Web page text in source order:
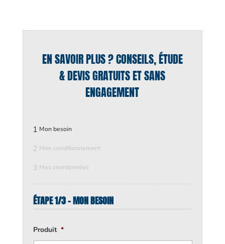
EN SAVOIR PLUS ? CONSEILS, ÉTUDE
& DEVIS GRATUITS ET SANS
ENGAGEMENT
1 Mon besoin
2 Mon conditionnement
3 Mes coordonnées
ÉTAPE 1/3 - MON BESOIN
Produit *